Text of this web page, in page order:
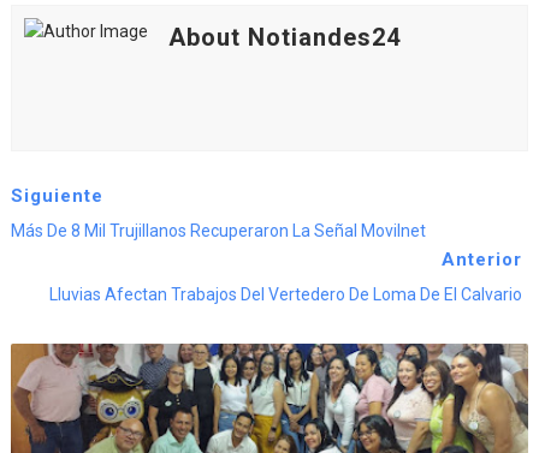
About Notiandes24
Siguiente
Más De 8 Mil Trujillanos Recuperaron La Señal Movilnet
Anterior
Lluvias Afectan Trabajos Del Vertedero De Loma De El Calvario